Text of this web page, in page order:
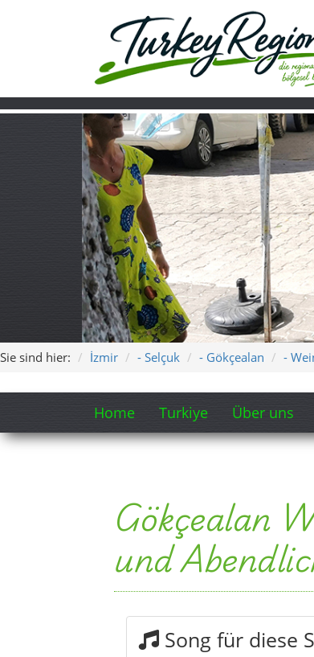
Sie sind hier: İzmir - Selçuk - Gökçealan -
Home Turkiye Über uns
Gökçealan
und
Song für diese